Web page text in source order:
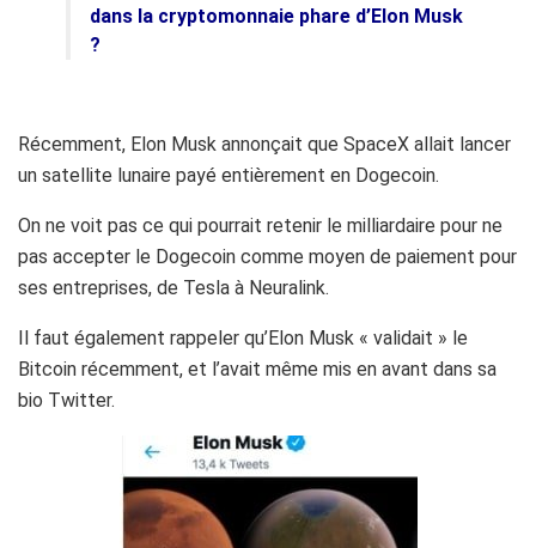
dans la cryptomonnaie phare d’Elon Musk
?
Récemment, Elon Musk annonçait que SpaceX allait lancer
un satellite lunaire payé entièrement en Dogecoin.
On ne voit pas ce qui pourrait retenir le milliardaire pour ne
pas accepter le Dogecoin comme moyen de paiement pour
ses entreprises, de Tesla à Neuralink.
Il faut également rappeler qu’Elon Musk « validait » le
Bitcoin récemment, et l’avait même mis en avant dans sa
bio Twitter.